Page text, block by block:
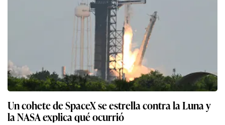
Un cohete de SpaceX se estrella contra la Luna y
la NASA explica qué ocurrió